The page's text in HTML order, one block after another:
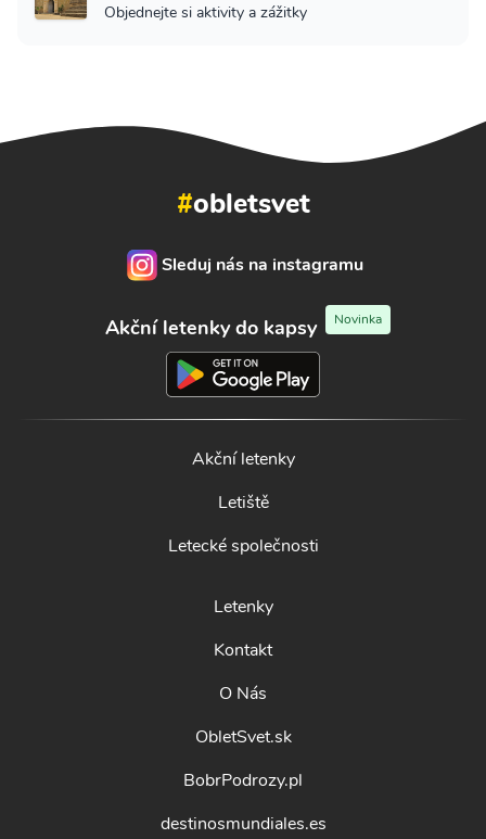
Objednejte si aktivity a zážitky
#obletsvet
Sleduj nás na instagramu
Akční letenky do kapsy Novinka
Akční letenky
Letiště
Letecké společnosti
Letenky
Kontakt
O Nás
ObletSvet.sk
BobrPodrozy.pl
destinosmundiales.es